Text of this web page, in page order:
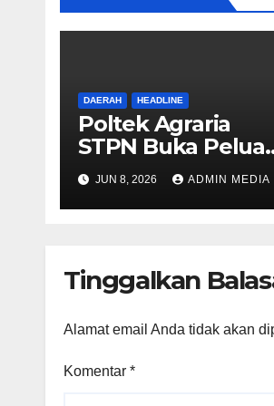
DAERAH HEADLINE
Poltek Agraria
STPN Buka
Sekolah Kedinasan,
Jaring Generasi
Muda yang
dan Tata Ruang
JUN 8, 2026 ADMIN MEDIA
Tinggalkan
Alamat email Anda tidak akan
Komentar *